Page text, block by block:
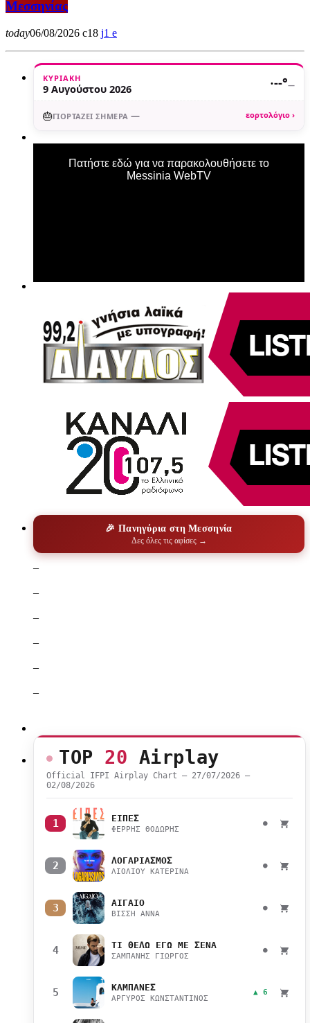
Μεσσηνίας
today06/08/2026 18 1
ΚΥΡΙΑΚΉ
9 Αυγούστου 2026 ·--°—
🎂ΓΙΟΡΤΆΖΕΙ ΣΉΜΕΡΑ — εορτολόγιο ›
Πατήστε εδώ για να παρακολουθήσετε το
Messinia WebTV
🎉 Πανηγύρια στη Μεσσηνία
Δες όλες τις αφίσες →
–
–
–
–
–
–
TOP 20 Airplay
Official IFPI Airplay Chart — 27/07/2026 –
02/08/2026
1 ΕΙΠΕΣ
ΦΕΡΡΗΣ ΘΟΔΩΡΗΣ
●
2 ΛΟΓΑΡΙΑΣΜΟΣ
ΛΙΟΛΙΟΥ ΚΑΤΕΡΙΝΑ
●
3 ΑΙΓΑΙΟ
ΒΙΣΣΗ ΑΝΝΑ
●
4 ΤΙ ΘΕΛΩ ΕΓΩ ΜΕ ΣΕΝΑ
ΣΑΜΠΑΝΗΣ ΓΙΩΡΓΟΣ
●
5 ΚΑΜΠΑΝΕΣ
ΑΡΓΥΡΟΣ ΚΩΝΣΤΑΝΤΙΝΟΣ
▲ 6